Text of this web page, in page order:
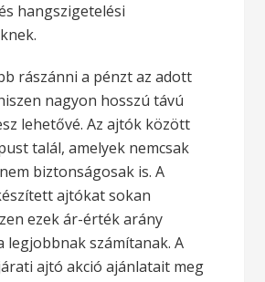
hangszigetelési
rászánni a pénzt az adott
nagyon hosszú távú
lehetővé. Az ajtók között
talál, amelyek nemcsak
biztonságosak is. A
ajtókat sokan
ezek ár-érték arány
legjobbnak számítanak. A
ajtó akció ajánlatait meg